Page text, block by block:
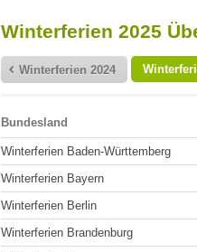
Winterferien 2025
Winterferien 2024
Bundesland
Winterferien Baden-Württemberg
Winterferien Bayern
Winterferien Berlin
Winterferien Brandenburg